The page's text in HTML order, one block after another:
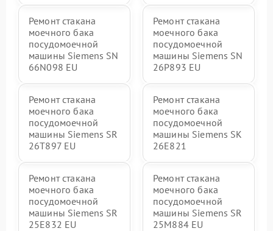
Ремонт стакана
моечного бака
посудомоечной
машины Siemens SN
66N098 EU
Ремонт стакана
моечного бака
посудомоечной
машины Siemens SN
26P893 EU
Ремонт стакана
моечного бака
посудомоечной
машины Siemens SR
26T897 EU
Ремонт стакана
моечного бака
посудомоечной
машины Siemens SK
26E821
Ремонт стакана
моечного бака
посудомоечной
машины Siemens SR
25E832 EU
Ремонт стакана
моечного бака
посудомоечной
машины Siemens SR
25M884 EU